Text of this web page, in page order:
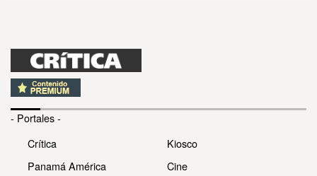
- Portales -
Crítica
Panamá América
Kiosco
Cine